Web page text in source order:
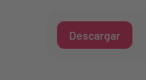
Descargar